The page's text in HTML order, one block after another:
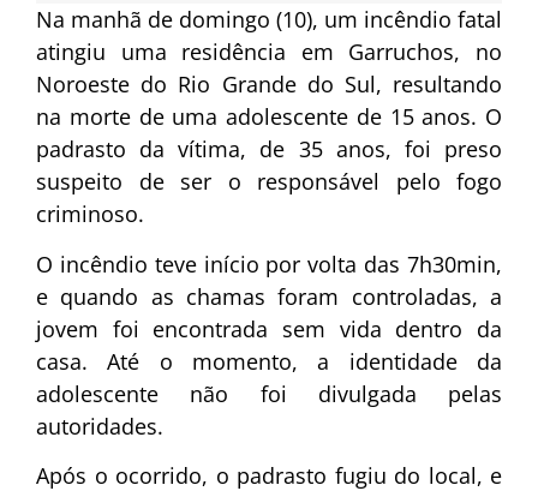
Na manhã de domingo (10), um incêndio fatal
atingiu uma residência em Garruchos, no
Noroeste do Rio Grande do Sul, resultando
na morte de uma adolescente de 15 anos. O
padrasto da vítima, de 35 anos, foi preso
suspeito de ser o responsável pelo fogo
criminoso.
O incêndio teve início por volta das 7h30min,
e quando as chamas foram controladas, a
jovem foi encontrada sem vida dentro da
casa. Até o momento, a identidade da
adolescente não foi divulgada pelas
autoridades.
Após o ocorrido, o padrasto fugiu do local, e